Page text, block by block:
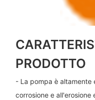
PRODOTTO
- La pompa è altamente
corrosione e all'erosione